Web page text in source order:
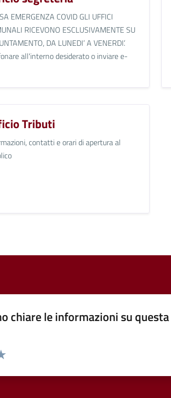
EMERGENZA COVID GLI UFFICI
RICEVONO ESCLUSIVAMENTE SU
DA LUNEDI’ A VENERDI’.
all'interno desiderato o inviare e-
Tributi
contatti e orari di apertura al
chiare le informazioni su questa
pagina